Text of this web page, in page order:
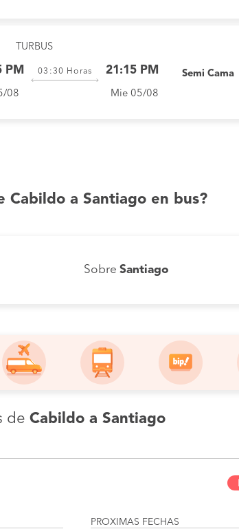
TURBUS
PM 03:30 Horas 21:15 PM
08 Mie 05/08
Semi Cama
Cabildo a Santiago en bus?
Sobre Santiago
de Cabildo a Santiago
PROXIMAS FECHAS